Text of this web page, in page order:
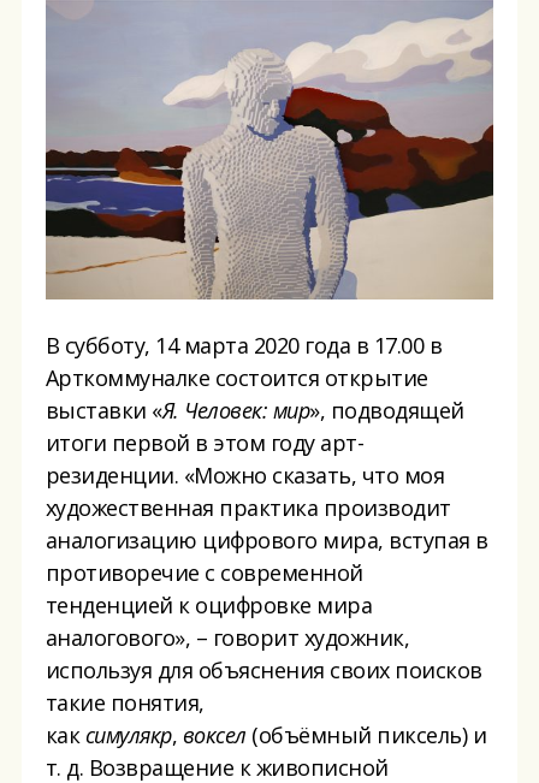
В субботу, 14 марта 2020 года в 17.00 в
Арткоммуналке состоится открытие
выставки «Я. Человек: мир», подводящей
итоги первой в этом году арт-
резиденции. «Можно сказать, что моя
художественная практика производит
аналогизацию цифрового мира, вступая в
противоречие с современной
тенденцией к оцифровке мира
аналогового», – говорит художник,
используя для объяснения своих поисков
такие понятия,
как симулякр, воксел (объёмный пиксель) и
т. д. Возвращение к живописной